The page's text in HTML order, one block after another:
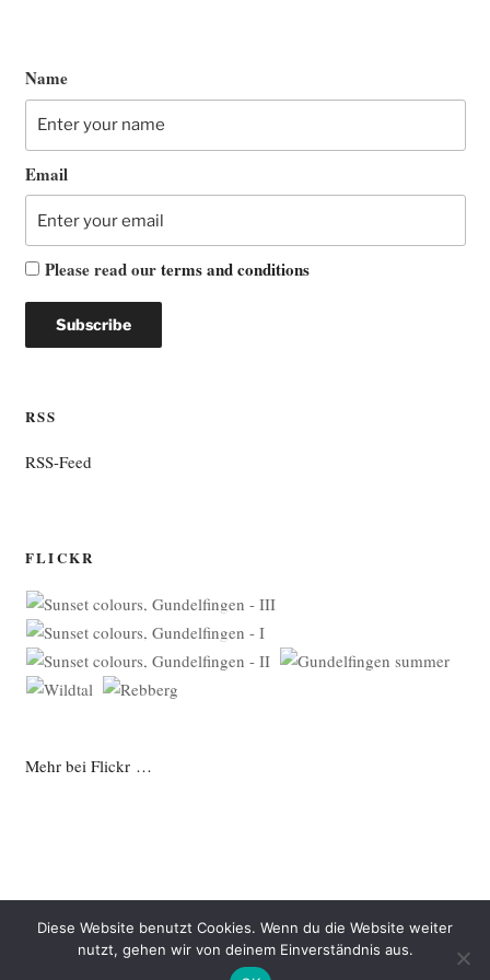
Name
Email
Please read ourterms and conditions
RSS
RSS-Feed
FLICKR
Mehr bei Flickr …
Datenschutzerklärung Mit Stolz präsentiert von WordPress
Diese Website benutzt Cookies. Wenn du die Website weiter
nutzt, gehen wir von deinem Einverständnis aus.